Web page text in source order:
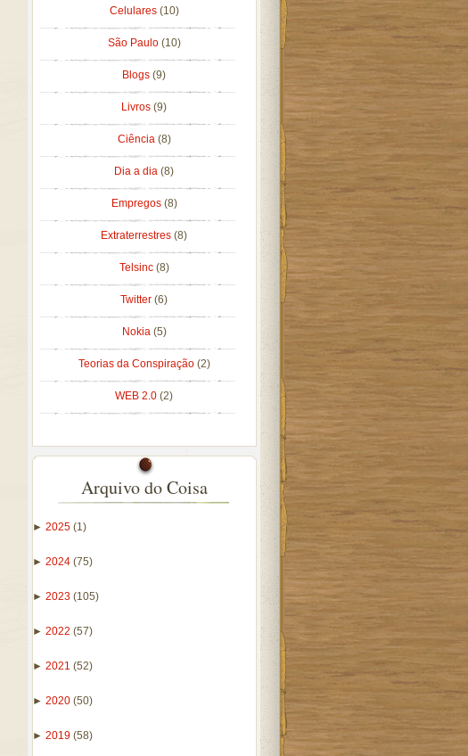
Celulares (10)
São Paulo (10)
Blogs (9)
Livros (9)
Ciência (8)
Dia a dia (8)
Empregos (8)
Extraterrestres (8)
Telsinc (8)
Twitter (6)
Nokia (5)
Teorias da Conspiração (2)
WEB 2.0 (2)
Arquivo do Coisa
► 2025 (1)
► 2024 (75)
► 2023 (105)
► 2022 (57)
► 2021 (52)
► 2020 (50)
► 2019 (58)